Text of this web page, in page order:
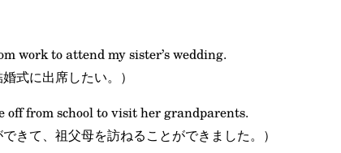
work to attend my sister’s wedding.
式に出席したい。）
off from school to visit her grandparents.
きて、祖父母を訪ねることができました。）